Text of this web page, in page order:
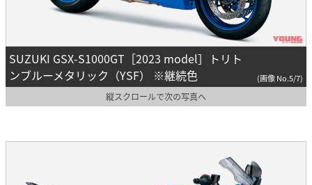
SUZUKI GSX-S1000GT［2023 model］トリト
ンブルーメタリック（YSF） ※継続色
(画像 No.5/7)
縦スクロールで次の写真へ